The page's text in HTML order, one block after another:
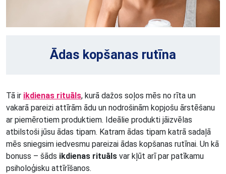
Ādas kopšanas rutīna
Tā ir ikdienas rituāls, kurā dažos soļos mēs no rīta un
vakarā pareizi attīrām ādu un nodrošinām kopjošu ārstēšanu
ar piemērotiem produktiem. Ideālie produkti jāizvēlas
atbilstoši jūsu ādas tipam. Katram ādas tipam katrā sadaļā
mēs sniegsim iedvesmu pareizai ādas kopšanas rutīnai. Un kā
bonuss – šāds ikdienas rituāls var kļūt arī par patīkamu
psiholoģisku attīrīšanos.